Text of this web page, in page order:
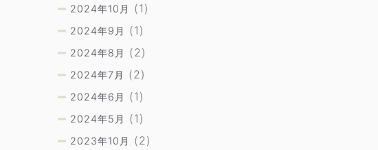
2024年10月 (1)
2024年9月 (1)
2024年8月 (2)
2024年7月 (2)
2024年6月 (1)
2024年5月 (1)
2023年10月 (2)